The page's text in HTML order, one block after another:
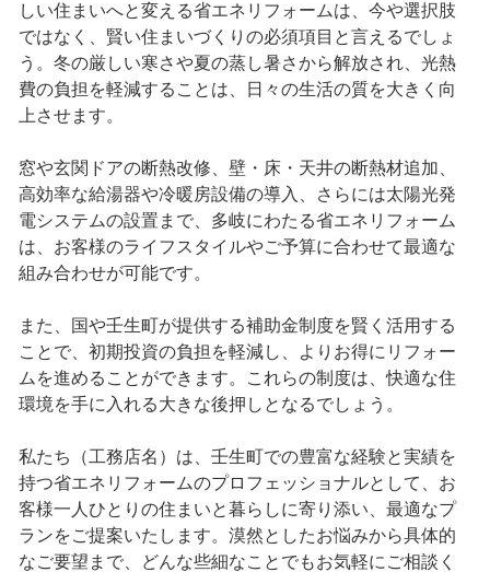
しい住まいへと変える省エネリフォームは、今や選択肢
ではなく、賢い住まいづくりの必須項目と言えるでしょ
う。冬の厳しい寒さや夏の蒸し暑さから解放され、光熱
費の負担を軽減することは、日々の生活の質を大きく向
上させます。
窓や玄関ドアの断熱改修、壁・床・天井の断熱材追加、
高効率な給湯器や冷暖房設備の導入、さらには太陽光発
電システムの設置まで、多岐にわたる省エネリフォーム
は、お客様のライフスタイルやご予算に合わせて最適な
組み合わせが可能です。
また、国や壬生町が提供する補助金制度を賢く活用する
ことで、初期投資の負担を軽減し、よりお得にリフォー
ムを進めることができます。これらの制度は、快適な住
環境を手に入れる大きな後押しとなるでしょう。
私たち（工務店名）は、壬生町での豊富な経験と実績を
持つ省エネリフォームのプロフェッショナルとして、お
客様一人ひとりの住まいと暮らしに寄り添い、最適なプ
ランをご提案いたします。漠然としたお悩みから具体的
なご要望まで、どんな些細なことでもお気軽にご相談く